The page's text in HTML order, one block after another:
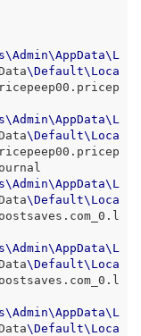
\Admin\AppData\ L
\Default\ Loca
\Admin\AppData\ L
\Default\ Loca
\Admin\AppData\ L
\Default\ Loca
\Admin\AppData\ L
\Default\ Loca
\Admin\AppData\ L
\Default\ Loca